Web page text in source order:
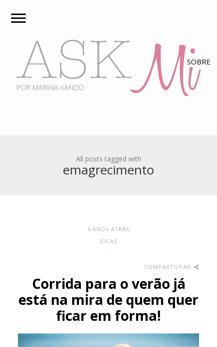
All posts tagged with
emagrecimento
6 ANOS ATRÁS
DICAS
-
COMPARTILHAR
Corrida para o verão já
está na mira de quem quer
ficar em forma!